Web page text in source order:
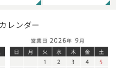
レンダー